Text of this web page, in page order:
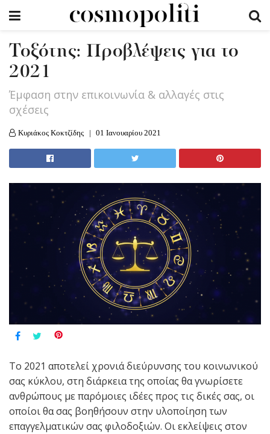
Τοξότης: Προβλέψεις για το
2021
Έμφαση στην επικοινωνία & αλλαγές στις
σχέσεις
Κυριάκος Κοκτζίδης 01 Ιανουαρίου 2021
Το 2021 αποτελεί χρονιά διεύρυνσης του κοινωνικού
σας κύκλου, στη διάρκεια της οποίας θα γνωρίσετε
ανθρώπους με παρόμοιες ιδέες προς τις δικές σας, οι
οποίοι θα σας βοηθήσουν στην υλοποίηση των
επαγγελματικών σας φιλοδοξιών. Οι εκλείψεις στον